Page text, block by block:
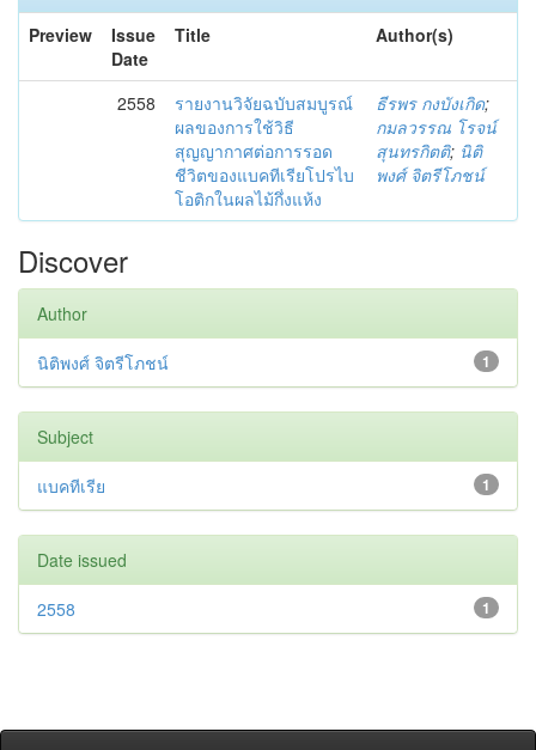
Preview
Issue
Date
Title Author(s)
2558
รายงานวิจัยฉบับสมบูรณ์
ผลของการใช้วิธี
สุญญากาศต่อการรอด
ชีวิตของแบคทีเรียโปรไบ
โอติกในผลไม้กึ่งแห้ง
ธีรพร กงบังเกิด;
กมลวรรณ โรจน์
สุนทรกิตติ; นิติ
พงศ์ จิตรีโภชน์
Discover
Author
1
นิติพงศ์ จิตรีโภชน์
Subject
1
แบคทีเรีย
Date issued
1
2558